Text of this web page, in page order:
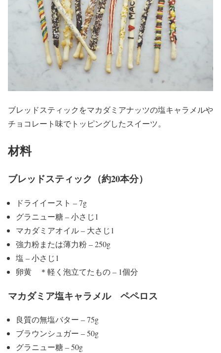
ブレッドスティックをマカダミアナッツの塩キャラメルや
チョコレート味でトッピングしたスイーツ。
材料
ブレッドスティック（約20本分）
ドライイースト – 7g
グラニュー糖 – 小さじ1
マカダミアオイル – 大さじ1
強力粉または薄力粉 – 250g
塩 – 小さじ1
卵黄 ＊軽く泡立てたもの – 1個分
マカダミア塩キャラメル ペペロス
良質の無塩バター – 75g
ブラウンシュガー – 50g
グラニュー糖 – 50g